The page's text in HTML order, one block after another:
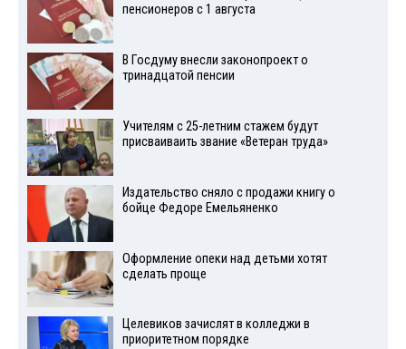
пенсионеров с 1 августа
В Госдуму внесли законопроект о
тринадцатой пенсии
Учителям с 25-летним стажем будут
присваиваить звание «Ветеран труда»
Издательство сняло с продажи книгу о
бойце Федоре Емельяненко
Оформление опеки над детьми хотят
сделать проще
Целевиков зачислят в колледжи в
приоритетном порядке